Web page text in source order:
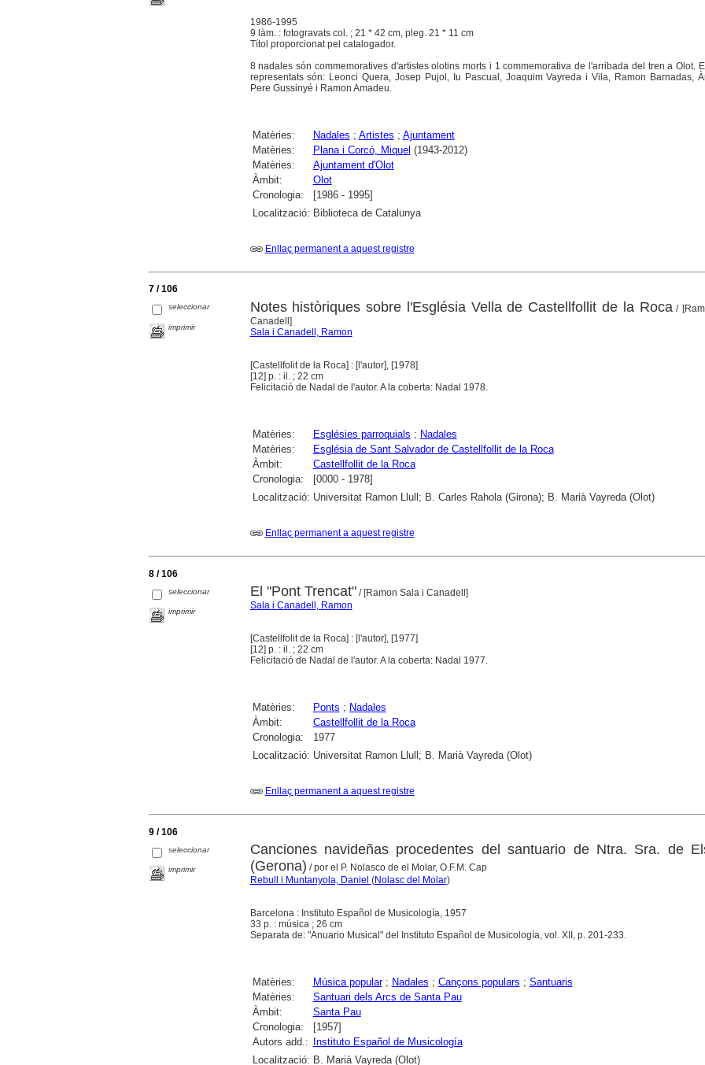
1986-1995
9 làm. : fotogravats col. ; 21 * 42 cm, pleg. 21 * 11 cm
Títol proporcionat pel catalogador.
8 nadales són commemoratives d'artistes olotins morts i 1 commemorativa de l'arribada del tren a Olot.
representats són: Leonci Quera, Josep Pujol, Iu Pascual, Joaquim Vayreda i Vila, Ramon Barnadas,
Pere Gussinyé i Ramon Amadeu.
Matèries: Nadales ; Artistes ; Ajuntament
Matèries:
Plana i Corcó, Miquel (1943-2012)
Matèries:
Ajuntament d'Olot
Àmbit:
Olot
Cronologia:
[1986 - 1995]
Localització: Biblioteca de Catalunya
Enllaç permanent a aquest registre
7 / 106
seleccionar
imprimir
Notes històriques sobre l'Església Vella de Castellfollit de la Roca /
Canadell]
Sala i Canadell, Ramon
[Castellfolit de la Roca] : [l'autor], [1978]
[12] p. : il. ; 22 cm
Felicitació de Nadal de l'autor. A la coberta: Nadal 1978.
Matèries: Esglésies parroquials ; Nadales
Matèries:
Església de Sant Salvador de Castellfollit de la Roca
Àmbit:
Castellfollit de la Roca
Cronologia:
[0000 - 1978]
Localització: Universitat Ramon Llull; B. Carles Rahola (Girona); B. Marià Vayreda (Olot)
Enllaç permanent a aquest registre
8 / 106
seleccionar
imprimir
El "Pont Trencat"/ [Ramon Sala i Canadell]
Sala i Canadell, Ramon
[Castellfolit de la Roca] : [l'autor], [1977]
[12] p. : il. ; 22 cm
Felicitació de Nadal de l'autor. A la coberta: Nadal 1977.
Matèries: Ponts ; Nadales
Àmbit:
Castellfollit de la Roca
Cronologia:
1977
Localització: Universitat Ramon Llull; B. Marià Vayreda (Olot)
Enllaç permanent a aquest registre
9 / 106
seleccionar
imprimir
Canciones navideñas procedentes del santuario de Ntra. Sra. de
(Gerona) / por el P. Nolasco de el Molar, O.F.M. Cap
Rebull i Muntanyola, Daniel (Nolasc del Molar)
Barcelona : Instituto Español de Musicología, 1957
33 p. : música ; 26 cm
Separata de: "Anuario Musical" del Instituto Español de Musicología, vol. XII, p. 201-233.
Matèries: Música popular; Nadales ; Cançons populars ; Santuaris
Matèries:
Santuari dels Arcs de Santa Pau
Àmbit:
Santa Pau
Cronologia:
[1957]
Autors add.:
Instituto Español de Musicología
Localització: B. Marià Vayreda (Olot)